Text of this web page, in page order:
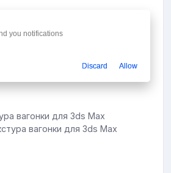
30. Белая вагонка
вагонки для 3ds Max
you notifications
Discard Allow